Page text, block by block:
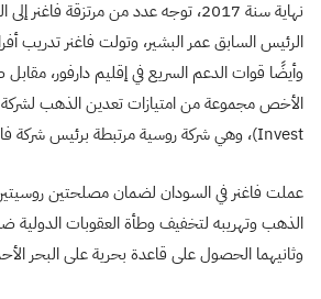
نهاية سنة 2017، توجه عدد من مرتزقة
الرئيس السابق عمر البشير، وتولت فاغنر تدريب
وأيضًا قوات الدعم السريع في إقليم دارفور،
Invest)، وهي شركة روسية مرتبطة برئيس شركة فاغنر.
عملت فاغنر في السودان لضمان مصلحتين
الذهب وتهريبه لتخفيف وطأة العقوبات الدولية
وثانيهما الحصول على قاعدة بحرية على البحر